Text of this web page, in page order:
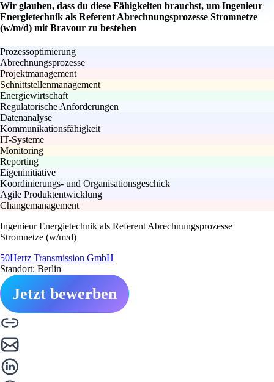
Wir glauben, dass du diese Fähigkeiten brauchst, um Ingenieur
Energietechnik als Referent Abrechnungsprozesse Stromnetze
(w/m/d) mit Bravour zu bestehen
Prozessoptimierung
Abrechnungsprozesse
Projektmanagement
Schnittstellenmanagement
Energiewirtschaft
Regulatorische Anforderungen
Datenanalyse
Kommunikationsfähigkeit
IT-Systeme
Monitoring
Reporting
Eigeninitiative
Koordinierungs- und Organisationsgeschick
Agile Produktentwicklung
Changemanagement
Ingenieur Energietechnik als Referent Abrechnungsprozesse
Stromnetze (w/m/d)
50Hertz Transmission GmbH
Standort: Berlin
Jetzt bewerben